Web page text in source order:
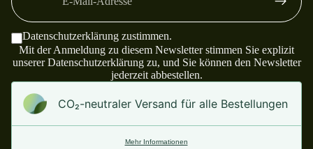
Datenschutzerklärung zustimmen.
Mit der Anmeldung zu diesem Newsletter stimmen Sie explizit
unsererDatenschutzerklärungzu, und Sie können den Newsletter
jederzeit abbestellen.
CO₂-neu­t­raler Versand für alle Bestellungen
Mehr Informationen